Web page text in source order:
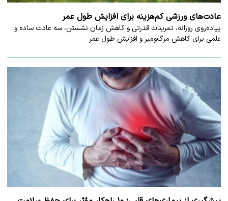
عادت‌های ورزشی کم‌هزینه برای افزایش طول عمر
پیاده‌روی روزانه، تمرینات قدرتی و کاهش زمان نشستن، سه عادت ساده و
علمی برای کاهش مرگ‌ومیر و افزایش طول عمر